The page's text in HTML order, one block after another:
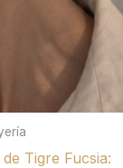
Tigre Fucsia: